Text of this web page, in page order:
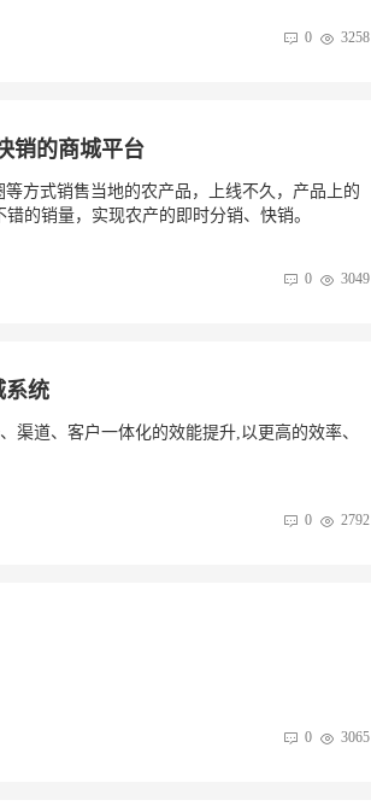
0 3258
销的商城平台
方式销售当地的农产品，上线不久，产品上的
的销量，实现农产的即时分销、快销。
0 3049
系统
渠道、客户一体化的效能提升,以更高的效率、
0 2792
0 3065